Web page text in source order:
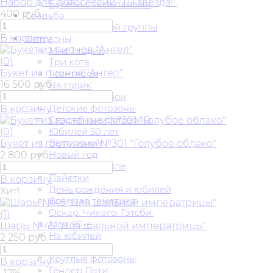
Букеты с тюльпанами
Свадьба
Украшение входной группы
Фотозоны
Мне 1 годик
Три кота
1 сентября
На годик
Аренда фотозон
Детские фотозоны
Свадебные фотозоны
Юбилей 50 лет
Выпускной
Новый год
В русском стиле
Пайетки
День рождения и юбилей
Военная тематика
Оскар. Чикаго. Гэтсби.
Мои 90-е
На юбилей
Любовь
Круглые фотозоны
Гендер Пати
400 руб.
В корзину
(0)
Букет из пионов "Ангел"
16 500 руб.
В корзину
(0)
Букет из гортензии №301 "Голубое облако"
2 800 руб.
В корзину
Хит!
(1)
Шары №45 "Для шальной императрицы"
2 250 руб.
В корзину